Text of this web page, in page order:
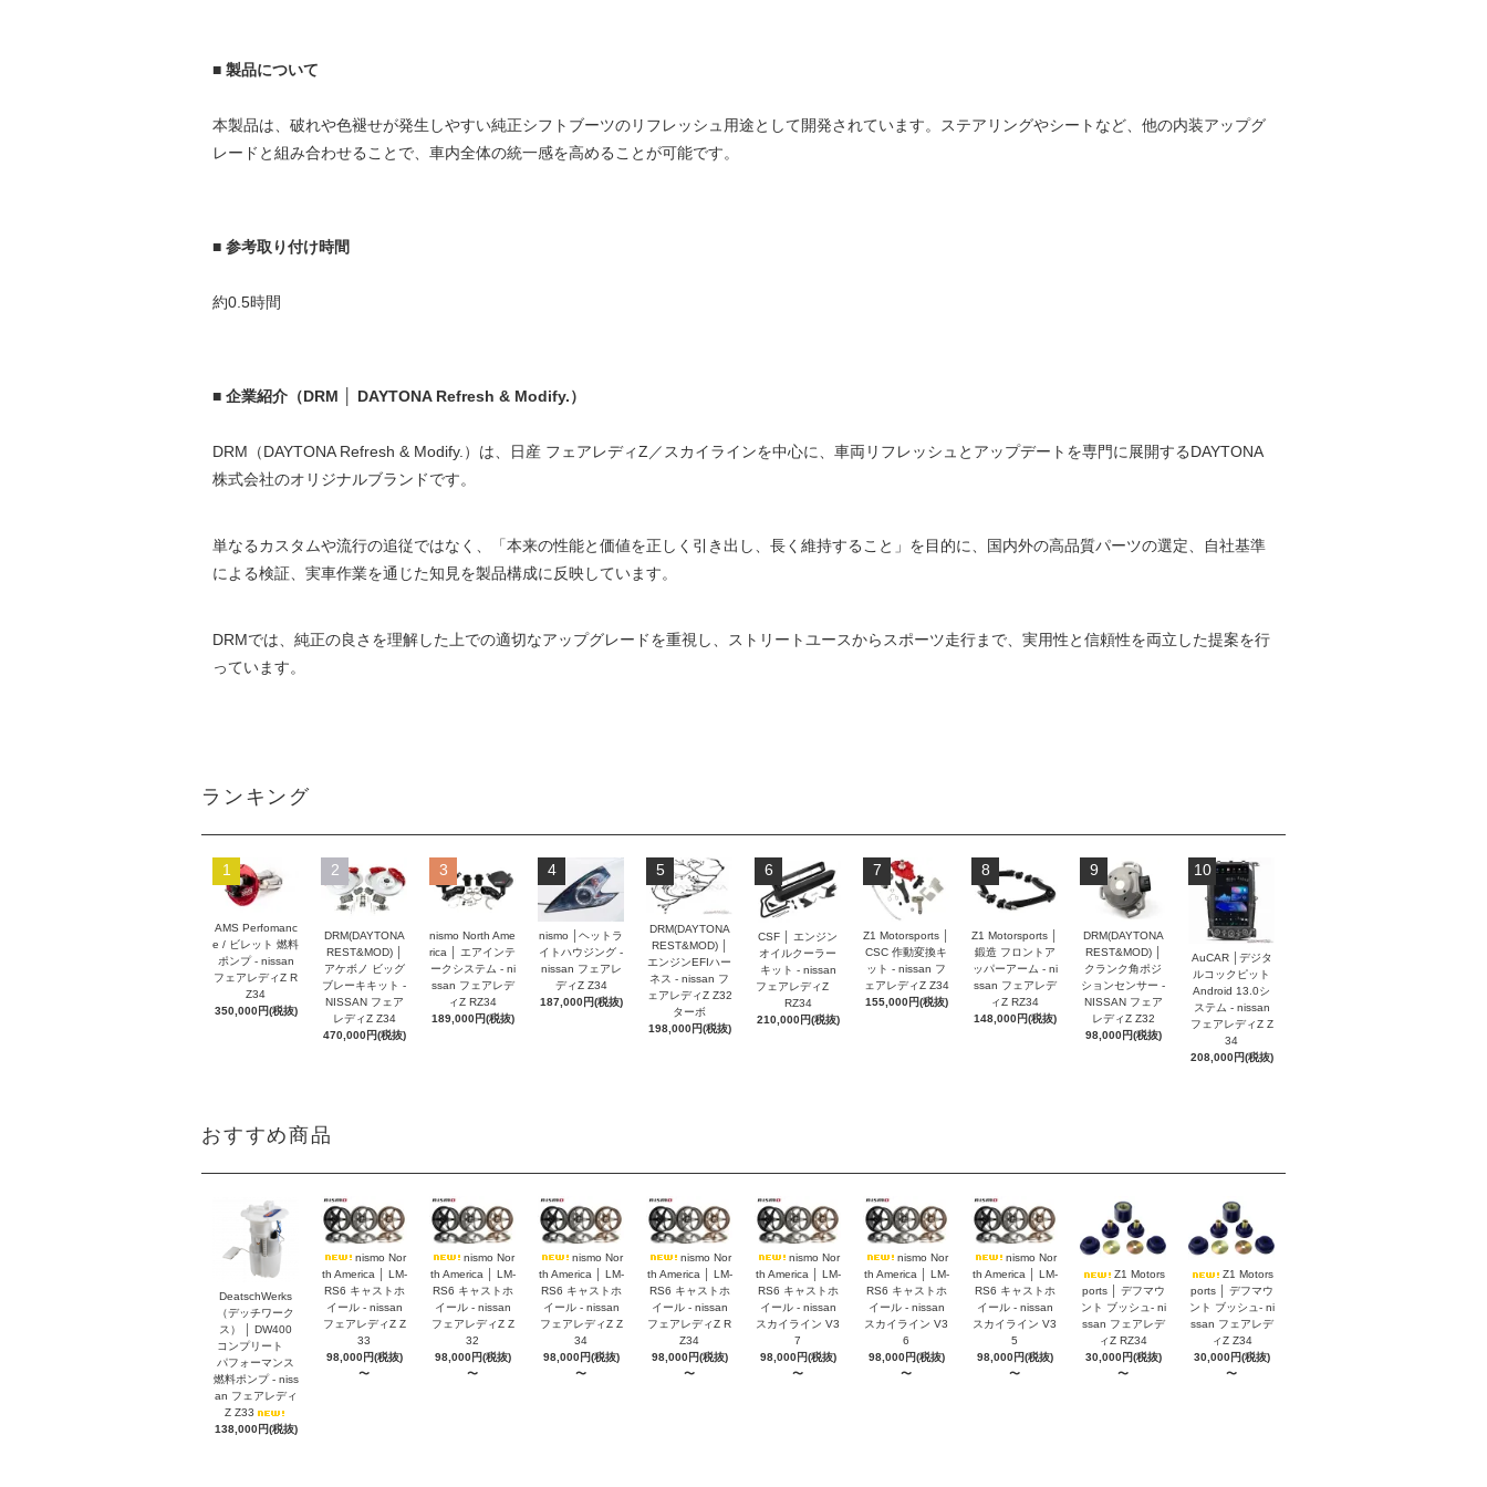
■ 製品について
本製品は、破れや色褪せが発生しやすい純正シフトブーツのリフレッシュ用途として開発されています。ステアリングやシートなど、他の内装アップグ
レードと組み合わせることで、車内全体の統一感を高めることが可能です。
■ 参考取り付け時間
約0.5時間
■ 企業紹介（DRM │ DAYTONA Refresh & Modify.）
DRM（DAYTONA Refresh & Modify.）は、日産 フェアレディZ／スカイラインを中心に、車両リフレッシュとアップデートを専門に展開するDAYTONA
株式会社のオリジナルブランドです。
単なるカスタムや流行の追従ではなく、「本来の性能と価値を正しく引き出し、長く維持すること」を目的に、国内外の高品質パーツの選定、自社基準
による検証、実車作業を通じた知見を製品構成に反映しています。
DRMでは、純正の良さを理解した上での適切なアップグレードを重視し、ストリートユースからスポーツ走行まで、実用性と信頼性を両立した提案を行
っています。
ランキング
1
AMS Perfomanc
e / ビレット 燃料
ポンプ - nissan
フェアレディZ R
Z34
350,000円(税抜)
2
DRM(DAYTONA
REST&MOD) │
アケボノ ビッグ
ブレーキキット -
NISSAN フェア
レディZ Z34
470,000円(税抜)
3
nismo North Ame
rica │ エアインテ
ークシステム - ni
ssan フェアレデ
ィZ RZ34
189,000円(税抜)
4
nismo │ヘットラ
イトハウジング -
nissan フェアレ
ディZ Z34
187,000円(税抜)
5
DRM(DAYTONA
REST&MOD) │
エンジンEFIハー
ネス - nissan フ
ェアレディZ Z32
ターボ
198,000円(税抜)
6
CSF │ エンジン
オイルクーラー
キット - nissan
フェアレディZ
RZ34
210,000円(税抜)
7
Z1 Motorsports │
CSC 作動変換キ
ット - nissan フ
ェアレディZ Z34
155,000円(税抜)
8
Z1 Motorsports │
鍛造 フロントア
ッパーアーム - ni
ssan フェアレデ
ィZ RZ34
148,000円(税抜)
9
DRM(DAYTONA
REST&MOD) │
クランク角ポジ
ションセンサー -
NISSAN フェア
レディZ Z32
98,000円(税抜)
10
AuCAR │デジタ
ルコックピット
Android 13.0シ
ステム - nissan
フェアレディZ Z
34
208,000円(税抜)
おすすめ商品
DeatschWerks
（デッチワーク
ス） │ DW400
コンプリート
パフォーマンス
燃料ポンプ - niss
an フェアレディ
Z Z33
138,000円(税抜)
nismo Nor
th America │ LM-
RS6 キャストホ
イール - nissan
フェアレディZ Z
33
98,000円(税抜)
〜
nismo Nor
th America │ LM-
RS6 キャストホ
イール - nissan
フェアレディZ Z
32
98,000円(税抜)
〜
nismo Nor
th America │ LM-
RS6 キャストホ
イール - nissan
フェアレディZ Z
34
98,000円(税抜)
〜
nismo Nor
th America │ LM-
RS6 キャストホ
イール - nissan
フェアレディZ R
Z34
98,000円(税抜)
〜
nismo Nor
th America │ LM-
RS6 キャストホ
イール - nissan
スカイライン V3
7
98,000円(税抜)
〜
nismo Nor
th America │ LM-
RS6 キャストホ
イール - nissan
スカイライン V3
6
98,000円(税抜)
〜
nismo Nor
th America │ LM-
RS6 キャストホ
イール - nissan
スカイライン V3
5
98,000円(税抜)
〜
Z1 Motors
ports │ デフマウ
ント ブッシュ- ni
ssan フェアレデ
ィZ RZ34
30,000円(税抜)
〜
Z1 Motors
ports │ デフマウ
ント ブッシュ- ni
ssan フェアレデ
ィZ Z34
30,000円(税抜)
〜